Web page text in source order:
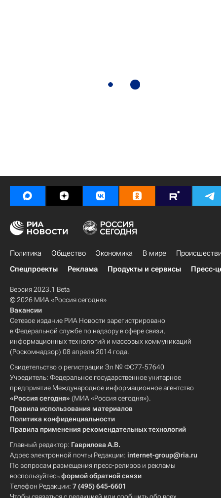
Политика Общество Экономика В мире
Спецпроекты
Реклама Продукты и сервисы Пресс-
Версия 2023.1 Beta
© 2026 МИА «Россия сегодня»
Вакансии
Сетевое издание РИА Новости зарегистрировано
в Федеральной службе по надзору в сфере связи,
информационных технологий и массовых коммуникаций
(Роскомнадзор) 08 апреля 2014 года.
Свидетельство о регистрации Эл № ФС77-57640
Учредитель: Федеральное государственное унитарное
предприятие Международное информационное агентство
«Россия сегодня» (МИА «Россия сегодня»).
Правила использования материалов
Политика конфиденциальности
Правила применения рекомендательных технологий
Главный редактор: Гаврилова А.В.
Адрес электронной почты Редакции: internet-group@ria.ru
По вопросам размещения пресс-релизов и рекламы
воспользуйтесьформой обратной связи
Телефон Редакции: 7 (495) 645-6601